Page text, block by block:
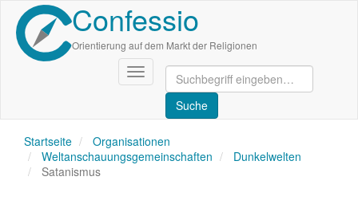
Direkt
zum
Inhalt
Confessio
Orientierung auf dem Markt der Religionen
Navigation
aktivieren/deaktivieren
Startseite
Organisationen
Weltanschauungsgemeinschaften
Dunkelwelten
Satanismus